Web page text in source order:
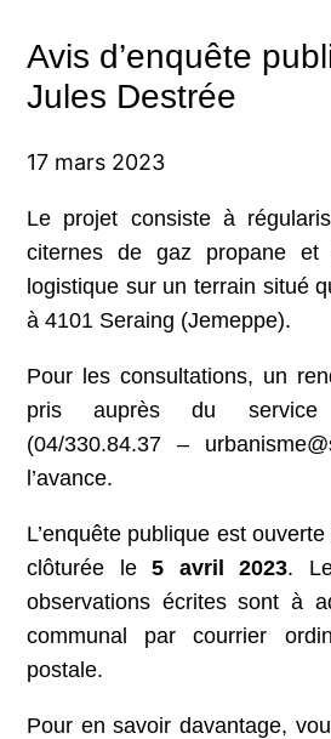
Avis d’enquête
Jules Destrée
17 mars 2023
Le projet consiste à
citernes de gaz propane et
logistique sur un terrain situé
à 4101 Seraing (Jemeppe).
Pour les consultations, un
pris auprès du service
(04/330.84.37 –
l’avance.
L’enquête publique est
clôturée le5 avril 2023.
observations écrites sont à
communal par courrier
postale.
Pour en savoir davantage,